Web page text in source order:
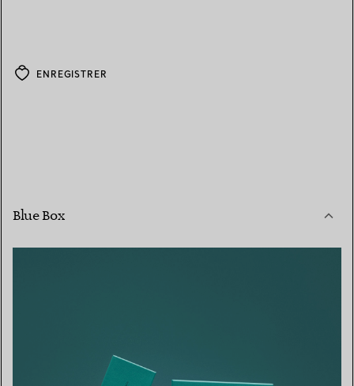
ENREGISTRER
Blue Box